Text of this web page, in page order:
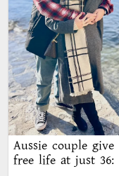
Aussie couple
free life at just 36: